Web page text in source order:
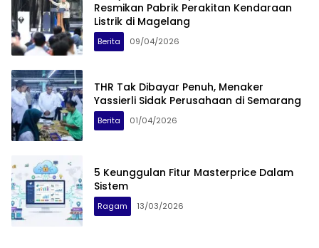
Resmikan Pabrik Perakitan Kendaraan
Listrik di Magelang
Berita 09/04/2026
THR Tak Dibayar Penuh, Menaker
Yassierli Sidak Perusahaan di Semarang
Berita 01/04/2026
5 Keunggulan Fitur Masterprice Dalam
Sistem
Ragam 13/03/2026